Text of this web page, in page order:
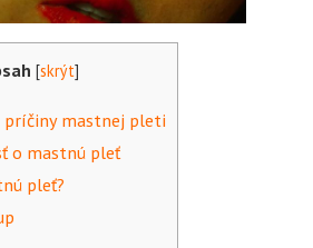
[skrýt]
príčiny mastnej pleti
o mastnú pleť
pleť?